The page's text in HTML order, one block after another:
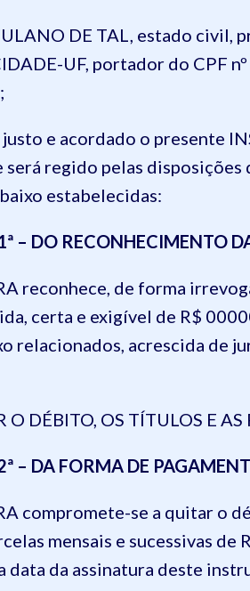
DE TAL, estado civil,
UF, portador do CPF
e acordado o presente
será regido pelas
estabelecidas:
– DO RECONHECIMENTO
reconhece, de forma
certa e exigível de R$
relacionados, acrescida de
O DÉBITO, OS TÍTULOS E
– DA FORMA DE
compromete-se a quitar o
mensais e sucessivas
data da assinatura deste